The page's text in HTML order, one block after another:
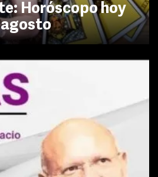
Horóscopo hoy
agosto